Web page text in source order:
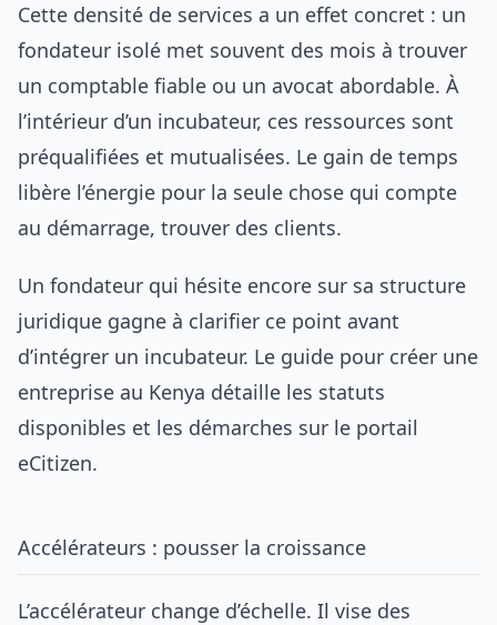
Cette densité de services a un effet concret : un
fondateur isolé met souvent des mois à trouver
un comptable fiable ou un avocat abordable. À
l’intérieur d’un incubateur, ces ressources sont
préqualifiées et mutualisées. Le gain de temps
libère l’énergie pour la seule chose qui compte
au démarrage, trouver des clients.
Un fondateur qui hésite encore sur sa structure
juridique gagne à clarifier ce point avant
d’intégrer un incubateur. Le guide pour créer une
entreprise au Kenya détaille les statuts
disponibles et les démarches sur le portail
eCitizen.
Accélérateurs : pousser la croissance
L’accélérateur change d’échelle. Il vise des